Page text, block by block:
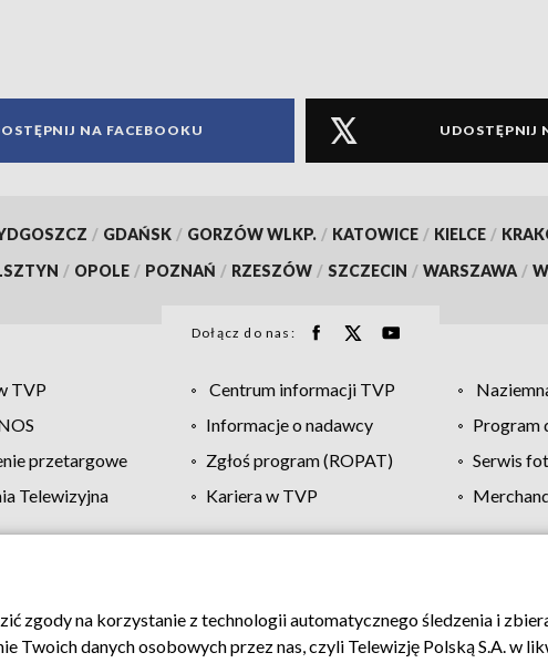
NA FACEBOOKU UDOSTĘPNIJ
/ GDAŃSK / GORZÓW WLKP. / KATOWICE / KIELCE /
/ OPOLE / POZNAŃ / RZESZÓW / SZCZECIN / WARSZAWA /
Dołącz do nas:
TVP Centrum informacji TVP
Informacje o nadawcy
Program
przetargowe Zgłoś program (ROPAT)
Serwis
Telewizyjna Kariera w TVP
Polityka prywatności Moje zgody Pomoc Biuro
zgody na korzystanie z technologii automatycznego śledzenia i
Twoich danych osobowych przez nas, czyli Telewizję Polską S.A. w